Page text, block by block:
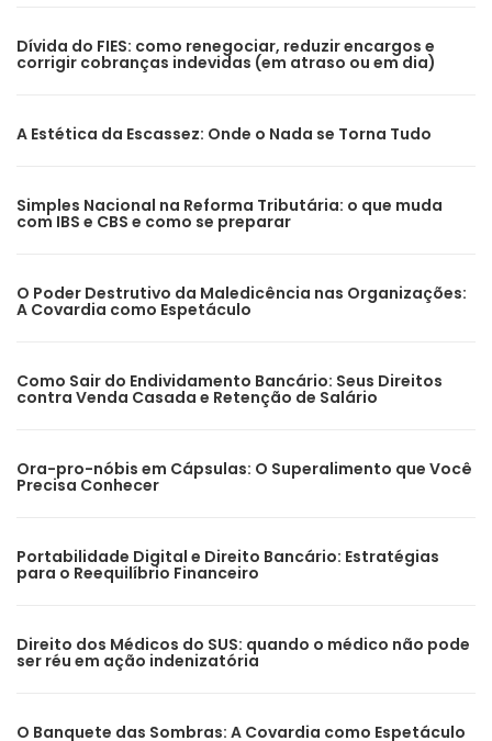
Dívida do FIES: como renegociar, reduzir encargos e
corrigir cobranças indevidas (em atraso ou em dia)
A Estética da Escassez: Onde o Nada se Torna Tudo
Simples Nacional na Reforma Tributária: o que muda
com IBS e CBS e como se preparar
O Poder Destrutivo da Maledicência nas Organizações:
A Covardia como Espetáculo
Como Sair do Endividamento Bancário: Seus Direitos
contra Venda Casada e Retenção de Salário
Ora-pro-nóbis em Cápsulas: O Superalimento que Você
Precisa Conhecer
Portabilidade Digital e Direito Bancário: Estratégias
para o Reequilíbrio Financeiro
Direito dos Médicos do SUS: quando o médico não pode
ser réu em ação indenizatória
O Banquete das Sombras: A Covardia como Espetáculo